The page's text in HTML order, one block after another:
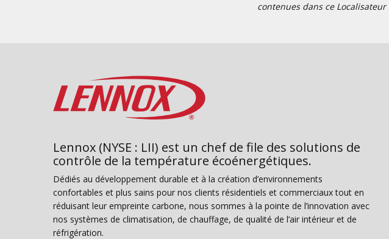
contenues dans ce
Lennox (NYSE : LII) est un chef de file des solutions de
contrôle de la température écoénergétiques.
Dédiés au développement durable et à la création d’environnements
confortables et plus sains pour nos clients résidentiels et commerciaux tout en
réduisant leur empreinte carbone, nous sommes à la pointe de l’innovation avec
nos systèmes de climatisation, de chauffage, de qualité de l’air intérieur et de
réfrigération.